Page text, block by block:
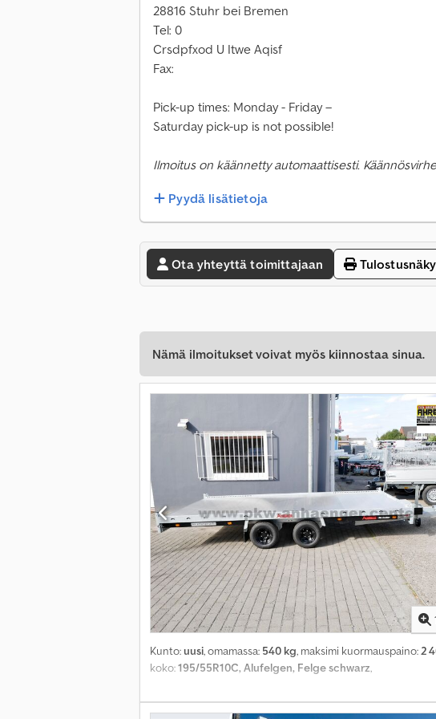
28816 Stuhr bei Bremen
Tel: 0
Crsdpfxod U Itwe Aqisf
Fax:
Pick-up times: Monday - Friday –
Saturday pick-up is not possible!
Ilmoitus on käännetty automaattisesti.
Pyydä lisätietoja
Ota yhteyttä toimittajaan
Nämä ilmoitukset voivat myös kiinnostaa sinua.
Kunto:uusi, omamassa: 540 kg, maksimi kuormauspaino:2
koko:195/55R10C, Alufelgen, Felge schwarz,